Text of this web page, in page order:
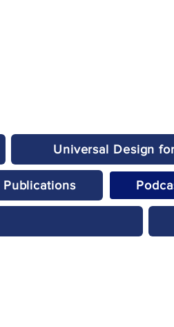
Universal Design
Publications